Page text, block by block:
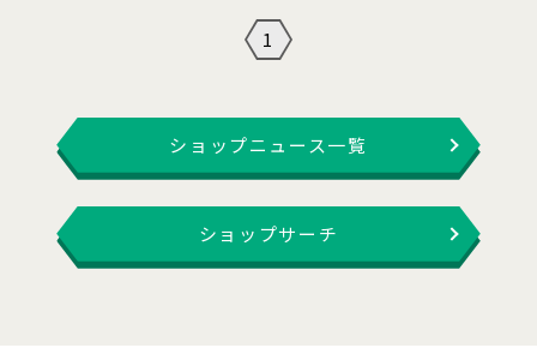
1
ショップニュース一覧
ショップサーチ